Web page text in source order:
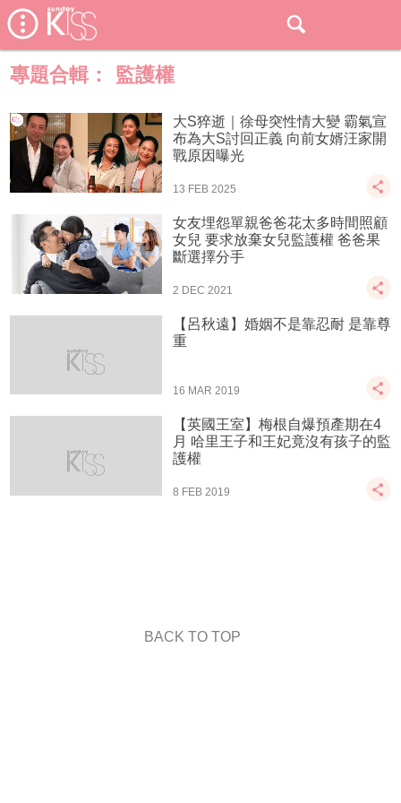
專題合輯： 監護權
大S猝逝｜徐母突性情大變 霸氣宣
布為大S討回正義 向前女婿汪家開
戰原因曝光
13 FEB 2025
女友埋怨單親爸爸花太多時間照顧
女兒 要求放棄女兒監護權 爸爸果
斷選擇分手
2 DEC 2021
【呂秋遠】婚姻不是靠忍耐 是靠尊
重
16 MAR 2019
【英國王室】梅根自爆預產期在4
月 哈里王子和王妃竟沒有孩子的監
護權
8 FEB 2019
BACK TO TOP